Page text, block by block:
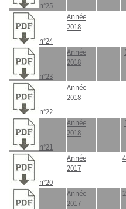
n°25
n°24
Année
2018
n°23
Année
2018
n°22
Année
2018
n°21
Année
2018
n°20
Année
2017
Année
2017